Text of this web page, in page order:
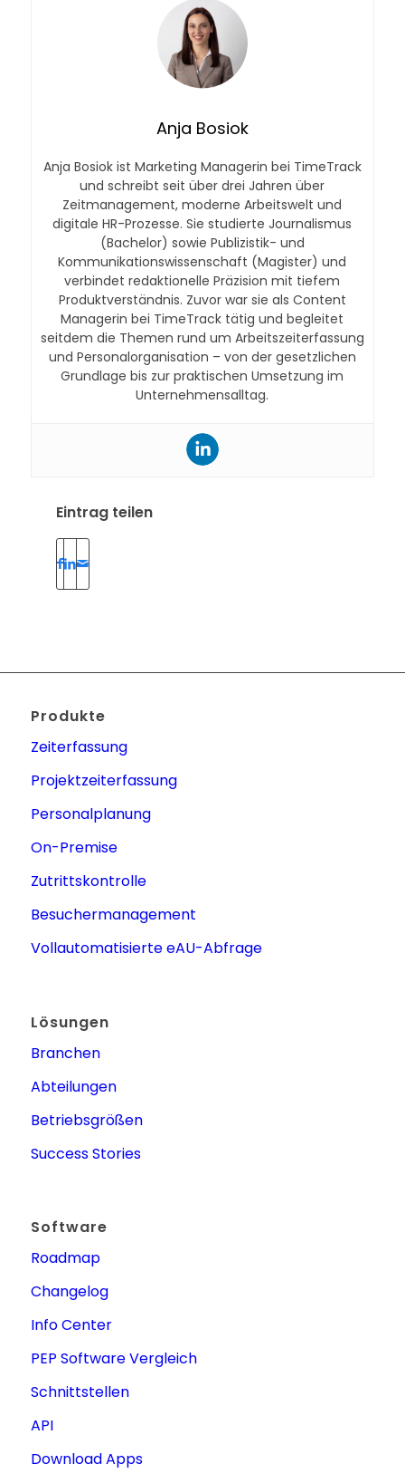
Anja Bosiok
Anja Bosiok ist Marketing Managerin bei TimeTrack
und schreibt seit über drei Jahren über
Zeitmanagement, moderne Arbeitswelt und
digitale HR-Prozesse. Sie studierte Journalismus
(Bachelor) sowie Publizistik- und
Kommunikationswissenschaft (Magister) und
verbindet redaktionelle Präzision mit tiefem
Produktverständnis. Zuvor war sie als Content
Managerin bei TimeTrack tätig und begleitet
seitdem die Themen rund um Arbeitszeiterfassung
und Personalorganisation – von der gesetzlichen
Grundlage bis zur praktischen Umsetzung im
Unternehmensalltag.
Eintrag teilen
Produkte
Zeiterfassung
Projektzeiterfassung
Personalplanung
On-Premise
Zutrittskontrolle
Besuchermanagement
Vollautomatisierte eAU-Abfrage
Lösungen
Branchen
Abteilungen
Betriebsgrößen
Success Stories
Software
Roadmap
Changelog
Info Center
PEP Software Vergleich
Schnittstellen
API
Download Apps